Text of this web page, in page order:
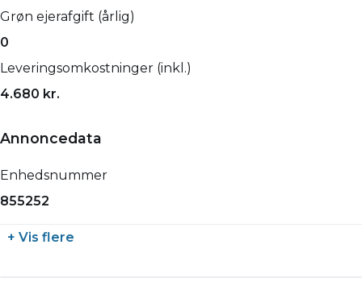
Grøn ejerafgift (årlig)
0
Leveringsomkostninger (inkl.)
4.680 kr.
Annoncedata
Enhedsnummer
855252
+ Vis flere